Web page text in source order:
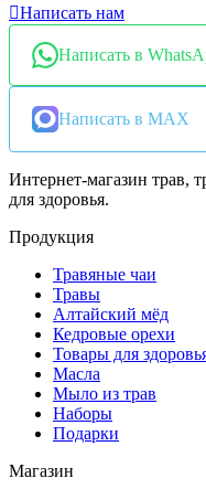
Написать нам
Написать в
Написать в MAX
Интернет-магазин трав,
для здоровья.
Продукция
Травяные чаи
Травы
Алтайский мёд
Кедровые орехи
Товары для
Масла
Мыло из трав
Наборы
Подарки
Магазин